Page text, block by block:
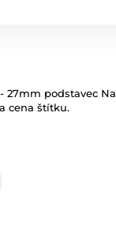
podstavec
cena štítku.